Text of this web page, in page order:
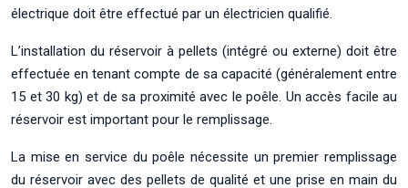
électrique doit être effectué par un électricien qualifié.
L’installation du réservoir à pellets (intégré ou externe) doit être
effectuée en tenant compte de sa capacité (généralement entre
15 et 30 kg) et de sa proximité avec le poêle. Un accès facile au
réservoir est important pour le remplissage.
La mise en service du poêle nécessite un premier remplissage
du réservoir avec des pellets de qualité et une prise en main du